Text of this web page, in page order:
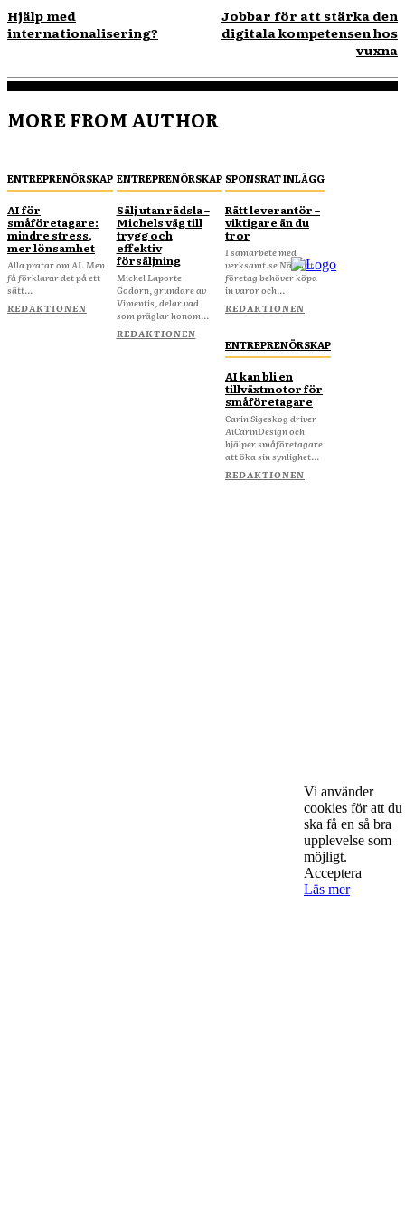
Hjälp med
internationalisering?
Jobbar för att stärka den
digitala kompetensen hos
vuxna
MORE FROM AUTHOR
ENTREPRENÖRSKAP
AI för
småföretagare:
mindre stress,
mer lönsamhet
Alla pratar om AI. Men
få förklarar det på ett
sätt...
REDAKTIONEN
ENTREPRENÖRSKAP
Sälj utan rädsla –
Michels väg till
trygg och
effektiv
försäljning
Michel Laporte
Godorn, grundare av
Vimentis, delar vad
som präglar honom...
REDAKTIONEN
SPONSRAT INLÄGG
Rätt leverantör –
viktigare än du
tror
I samarbete med
verksamt.se När ditt
företag behöver köpa
in varor och...
REDAKTIONEN
ENTREPRENÖRSKAP
AI kan bli en
tillväxtmotor för
småföretagare
Carin Sigeskog driver
AiCarinDesign och
hjälper småföretagare
att öka sin synlighet...
REDAKTIONEN
Starta & Driva Företag är ett magasin som riktar sig till alla
nystartade företagare i hela landet. Vi intervjuar några av
Sveriges hetaste entreprenörer, kända såväl someeeee
Vi använder
cookies för att du
ska få en så bra
upplevelse som
möjligt.
Acceptera
Läs mer